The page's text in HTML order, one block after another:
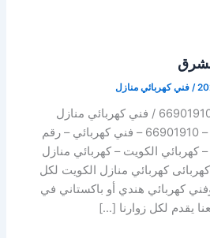
/ فني كهربائي منازل
كهربائي منازل الكويت / 66901910 / فني كهربائي منازل
كهربائي – كهربائي منازل – 66901910 – فني كهربائي – رقم
كهربائي الكويت – كهربائي منازل
كهربائي منازل الكويت لكل
كهربائي هندي أو باكستاني في
يقدم لكل زوارنا […]